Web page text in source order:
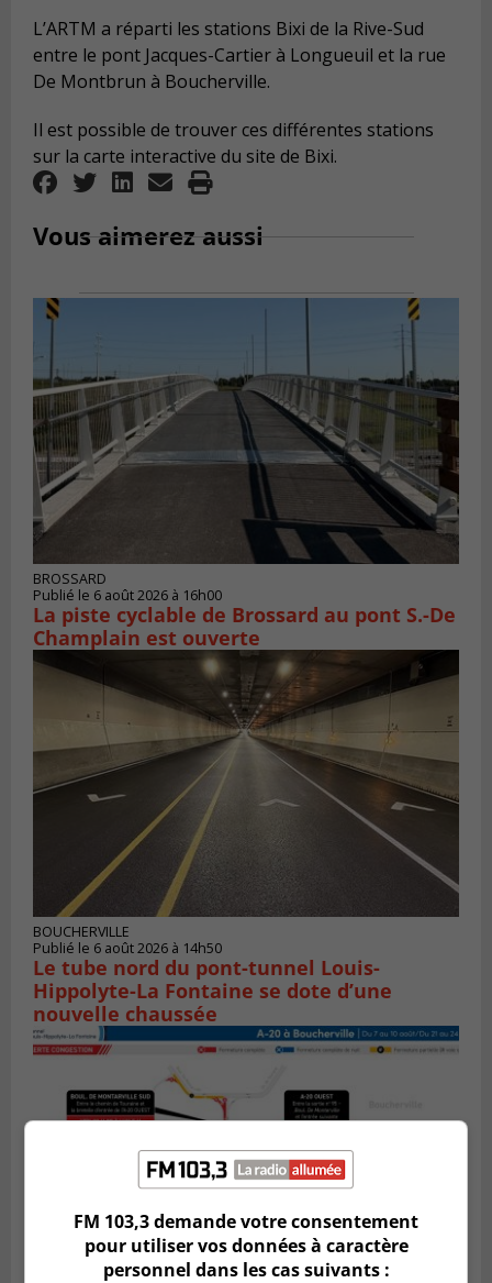
L’ARTM a réparti les stations Bixi de la Rive-Sud
entre le pont Jacques-Cartier à Longueuil et la rue
De Montbrun à Boucherville.
Il est possible de trouver ces différentes stations
sur la carte interactive du site de Bixi.
Vous aimerez aussi
BROSSARD
Publié le 6 août 2026 à 16h00
La piste cyclable de Brossard au pont S.-De
Champlain est ouverte
BOUCHERVILLE
Publié le 6 août 2026 à 14h50
Le tube nord du pont-tunnel Louis-
Hippolyte-La Fontaine se dote d’une
nouvelle chaussée
FM 103,3 demande votre consentement
pour utiliser vos données à caractère
personnel dans les cas suivants :